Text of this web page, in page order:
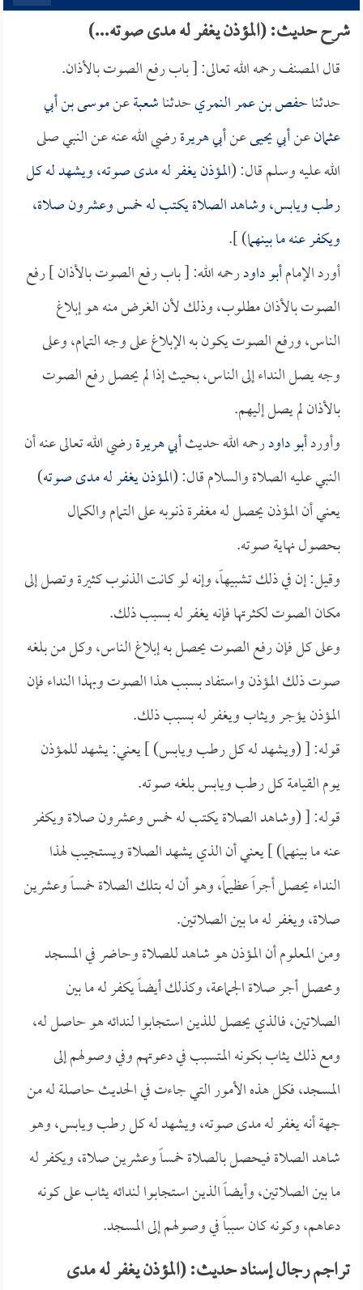
شرح حديث: (المؤذن يغفر له مدى صوته...)
قال المصنف رحمه الله تعالى: [ باب رفع الصوت بالأذان.
حدثناحفص بن عمر النمريحدثناشعبةعنموسى بن أبي
عثمانعنأبي يحيىعنأبي هريرةرضي الله عنه عن النبي صلى
الله عليه وسلم قال: (المؤذن يغفر له مدى صوته، ويشهد له كل
رطب ويابس، وشاهد الصلاة يكتب له خمس وعشرون صلاة،
ويكفر عنه ما بينهما) ].
أورد الإمامأبو داودرحمه الله: [ باب رفع الصوت بالأذان ] رفع
الصوت بالأذان مطلوب، وذلك لأن الغرض منه هو إبلاغ
الناس، ورفع الصوت يكون به الإبلاغ على وجه التمام، وعلى
وجه يصل النداء إلى الناس، بحيث إذا لم يحصل رفع الصوت
بالأذان لم يصل إليهم.
وأوردأبو داودرحمه الله حديثأبي هريرةرضي الله تعالى عنه أن
النبي عليه الصلاة والسلام قال: (المؤذن يغفر له مدى صوته)
يعني أن المؤذن يحصل له مغفرة ذنوبه على التمام والكمال
بحصول نهاية صوته.
وقيل: إن في ذلك تشبيهاً، وإنه لو كانت الذنوب كثيرة وتصل إلى
مكان الصوت لكثرتها فإنه يغفر له بسبب ذلك.
وعلى كل فإن رفع الصوت يحصل به إبلاغ الناس، وكل من بلغه
صوت ذلك المؤذن واستفاد بسبب هذا الصوت وبهذا النداء فإن
المؤذن يؤجر ويثاب ويغفر له بسبب ذلك.
قوله: [ (ويشهد له كل رطب ويابس) ] يعني: يشهد للمؤذن
يوم القيامة كل رطب ويابس بلغه صوته.
قوله: [ (وشاهد الصلاة يكتب له خمس وعشرون صلاة ويكفر
عنه ما بينهما) ] يعني أن الذي يشهد الصلاة ويستجيب لهذا
النداء يحصل أجراً عظيماً، وهو أن له بتلك الصلاة خمساً وعشرين
صلاة، ويغفر له ما بين الصلاتين.
ومن المعلوم أن المؤذن هو شاهد للصلاة وحاضر في المسجد
ومحصل أجر صلاة الجماعة، وكذلك أيضاً يكفر له ما بين
الصلاتين، فالذي يحصل للذين استجابوا لندائه هو حاصل له،
ومع ذلك يثاب بكونه المتسبب في دعوتهم وفي وصولهم إلى
المسجد، فكل هذه الأمور التي جاءت في الحديث حاصلة له من
جهة أنه يغفر له مدى صوته، ويشهد له كل رطب ويابس، وهو
شاهد الصلاة فيحصل بالصلاة خمساً وعشرين صلاة، ويكفر له
ما بين الصلاتين، وأيضاً الذين استجابوا لندائه يثاب على كونه
دعاهم، وكونه كان سبباً في وصولهم إلى المسجد.
تراجم رجال إسناد حديث: (المؤذن يغفر له مدى